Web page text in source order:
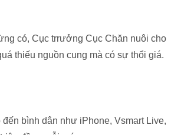
có, Cục trrưởng Cục Chăn nuôi cho
thiếu nguồn cung mà có sự thổi giá.
bình dân như iPhone, Vsmart Live,